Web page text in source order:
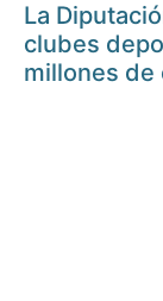
La
clubes
millones de